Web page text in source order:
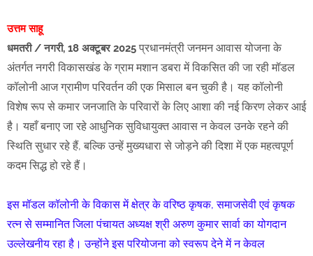
उत्तम साहू
धमतरी / नगरी, 18 अक्टूबर 2025 प्रधानमंत्री जनमन आवास योजना के
अंतर्गत नगरी विकासखंड के ग्राम मशान डबरा में विकसित की जा रही मॉडल
कॉलोनी आज ग्रामीण परिवर्तन की एक मिसाल बन चुकी है। यह कॉलोनी
विशेष रूप से कमार जनजाति के परिवारों के लिए आशा की नई किरण लेकर आई
है। यहाँ बनाए जा रहे आधुनिक सुविधायुक्त आवास न केवल उनके रहने की
स्थिति सुधार रहे हैं, बल्कि उन्हें मुख्यधारा से जोड़ने की दिशा में एक महत्वपूर्ण
कदम सिद्ध हो रहे हैं।
इस मॉडल कॉलोनी के विकास में क्षेत्र के वरिष्ठ कृषक, समाजसेवी एवं कृषक
रत्न से सम्मानित जिला पंचायत अध्यक्ष श्री अरुण कुमार सार्वा का योगदान
उल्लेखनीय रहा है। उन्होंने इस परियोजना को स्वरूप देने में न केवल